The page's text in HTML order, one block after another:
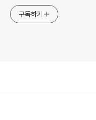
구독하기